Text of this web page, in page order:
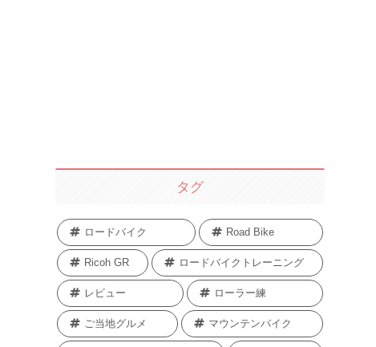
タグ
ロードバイク Road Bike
Ricoh GR ロードバイクトレーニング
レビュー ローラー練
ご当地グルメ マウンテンバイク